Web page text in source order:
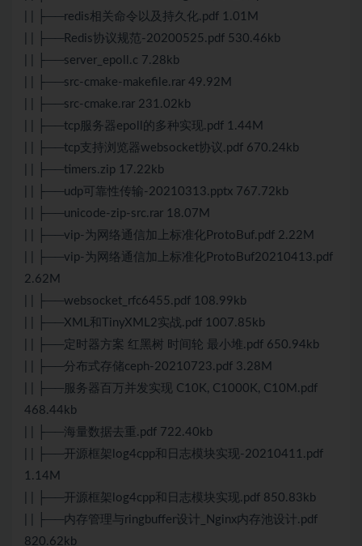
| | ├──redis相关命令以及持久化.pdf 1.01M
| | ├──Redis协议规范-20200525.pdf 530.46kb
| | ├──server_epoll.c 7.28kb
| | ├──src-cmake-makefile.rar 49.92M
| | ├──src-cmake.rar 231.02kb
| | ├──tcp服务器epoll的多种实现.pdf 1.44M
| | ├──tcp支持浏览器websocket协议.pdf 670.24kb
| | ├──timers.zip 17.22kb
| | ├──udp可靠性传输-20210313.pptx 767.72kb
| | ├──unicode-zip-src.rar 18.07M
| | ├──vip-为网络通信加上标准化ProtoBuf.pdf 2.22M
| | ├──vip-为网络通信加上标准化ProtoBuf20210413.pdf
2.62M
| | ├──websocket_rfc6455.pdf 108.99kb
| | ├──XML和TinyXML2实战.pdf 1007.85kb
| | ├──定时器方案 红黑树 时间轮 最小堆.pdf 650.94kb
| | ├──分布式存储ceph-20210723.pdf 3.28M
| | ├──服务器百万并发实现 C10K, C1000K, C10M.pdf
468.44kb
| | ├──海量数据去重.pdf 722.40kb
| | ├──开源框架log4cpp和日志模块实现-20210411.pdf
1.14M
| | ├──开源框架log4cpp和日志模块实现.pdf 850.83kb
| | ├──内存管理与ringbuffer设计_Nginx内存池设计.pdf
820.62kb